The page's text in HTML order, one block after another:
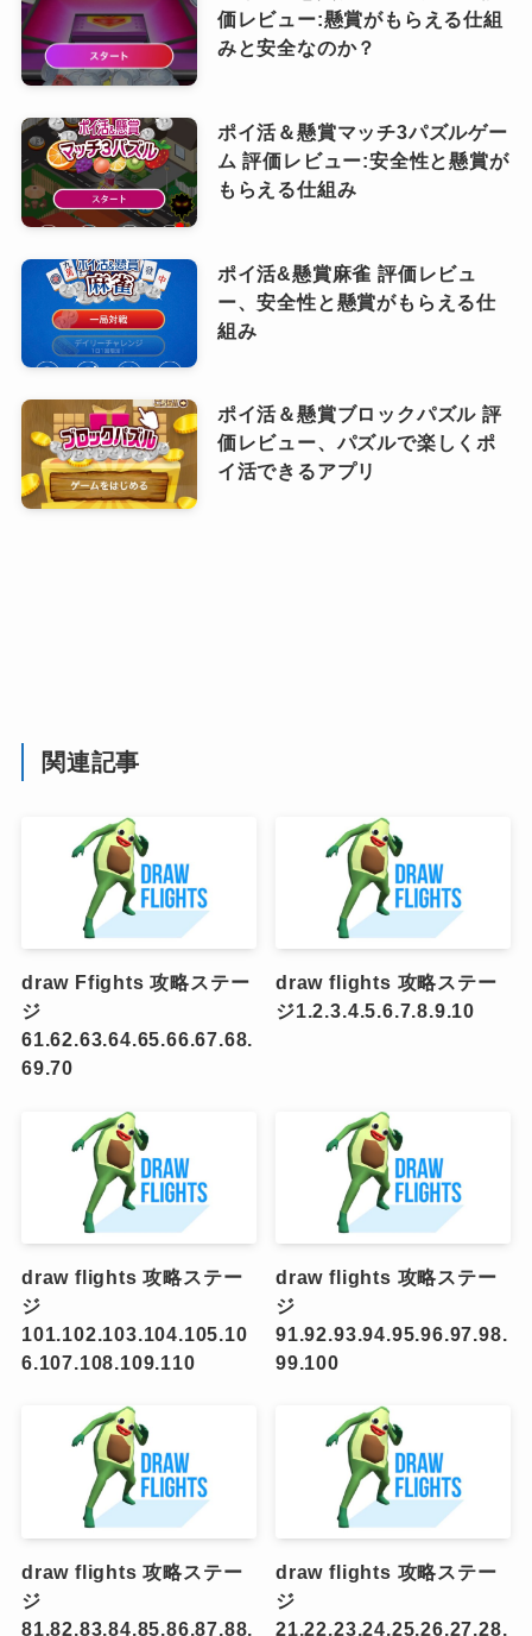
価レビュー:懸賞がもらえる仕組
みと安全なのか？
ポイ活＆懸賞マッチ3パズルゲー
ム 評価レビュー:安全性と懸賞が
もらえる仕組み
ポイ活&懸賞麻雀 評価レビュ
ー、安全性と懸賞がもらえる仕
組み
ポイ活＆懸賞ブロックパズル 評
価レビュー、パズルで楽しくポ
イ活できるアプリ
関連記事
draw Ffights 攻略ステー
ジ
61.62.63.64.65.66.67.68.
69.70
draw flights 攻略ステー
ジ1.2.3.4.5.6.7.8.9.10
draw flights 攻略ステー
ジ
101.102.103.104.105.10
6.107.108.109.110
draw flights 攻略ステー
ジ
91.92.93.94.95.96.97.98.
99.100
draw flights 攻略ステー
ジ
81.82.83.84.85.86.87.88.
draw flights 攻略ステー
ジ
21.22.23.24.25.26.27.28.